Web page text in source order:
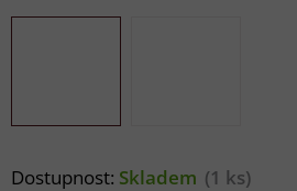
Dostupnost: Skladem (1 ks)